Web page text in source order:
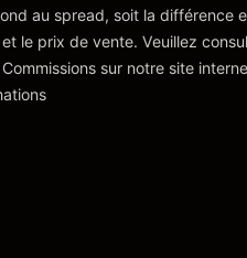
la plateforme
'Tarifs et
au spread, soit la différence
et le prix de vente. Veuillez
sur notre site